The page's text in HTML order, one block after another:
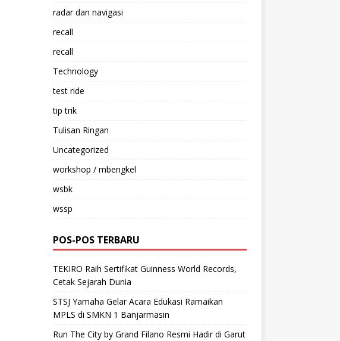
radar dan navigasi
recall
recall
Technology
test ride
tip trik
Tulisan Ringan
Uncategorized
workshop / mbengkel
wsbk
wssp
POS-POS TERBARU
TEKIRO Raih Sertifikat Guinness World Records,
Cetak Sejarah Dunia
STSJ Yamaha Gelar Acara Edukasi Ramaikan
MPLS di SMKN 1 Banjarmasin
Run The City by Grand Filano Resmi Hadir di Garut